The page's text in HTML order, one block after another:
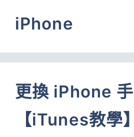
iPhone
更換 iPhone
【iTunes教學